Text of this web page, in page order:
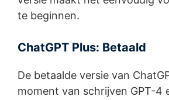
te beginnen.
ChatGPT Plus: Betaald
De betaalde versie van
moment van schrijven GPT-4